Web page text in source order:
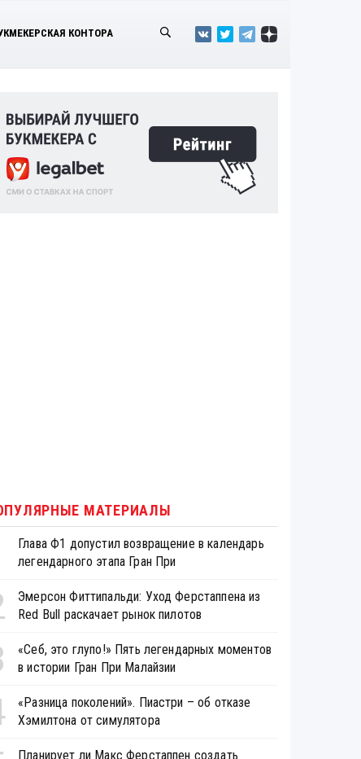
КОНТОРА
МАТЕРИАЛЫ
Глава Ф1 допустил возвращение в календарь
легендарного этапа Гран При
Эмерсон Фиттипальди: Уход Ферстаппена из
Red Bull раскачает рынок пилотов
«Себ, это глупо!» Пять легендарных моментов
в истории Гран При Малайзии
«Разница поколений». Пиастри – об отказе
Хэмилтона от симулятора
Планирует ли Макс Ферстаппен создать